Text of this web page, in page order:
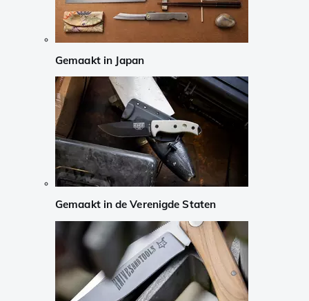
Gemaakt in Japan
Gemaakt in de Verenigde Staten